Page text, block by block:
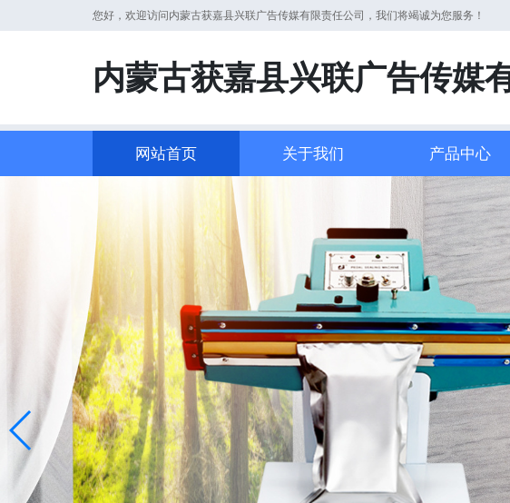
您好，欢迎访问内蒙古获嘉县兴联广告传媒有限责任公司，我们将竭诚为您服务！
内蒙古获嘉县兴联广告传媒
网站首页 关于我们 产品中心